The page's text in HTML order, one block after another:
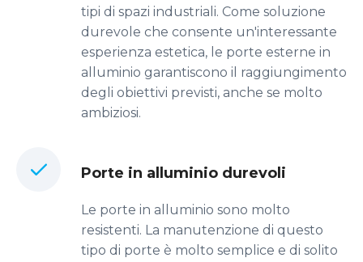
tipi di spazi industriali. Come soluzione
durevole che consente un'interessante
esperienza estetica, le porte esterne in
alluminio garantiscono il raggiungimento
degli obiettivi previsti, anche se molto
ambiziosi.
Porte in alluminio durevoli
Le porte in alluminio sono molto
resistenti. La manutenzione di questo
tipo di porte è molto semplice e di solito